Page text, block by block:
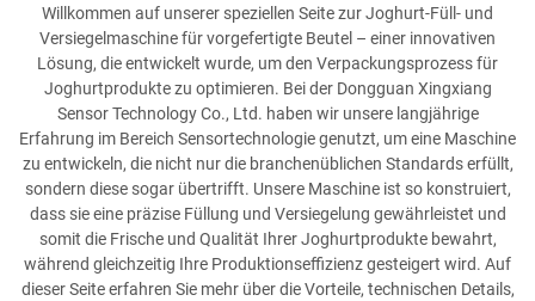
Willkommen auf unserer speziellen Seite zur Joghurt-Füll- und
Versiegelmaschine für vorgefertigte Beutel – einer innovativen
Lösung, die entwickelt wurde, um den Verpackungsprozess für
Joghurtprodukte zu optimieren. Bei der Dongguan Xingxiang
Sensor Technology Co., Ltd. haben wir unsere langjährige
Erfahrung im Bereich Sensortechnologie genutzt, um eine Maschine
zu entwickeln, die nicht nur die branchenüblichen Standards erfüllt,
sondern diese sogar übertrifft. Unsere Maschine ist so konstruiert,
dass sie eine präzise Füllung und Versiegelung gewährleistet und
somit die Frische und Qualität Ihrer Joghurtprodukte bewahrt,
während gleichzeitig Ihre Produktionseffizienz gesteigert wird. Auf
dieser Seite erfahren Sie mehr über die Vorteile, technischen Details,